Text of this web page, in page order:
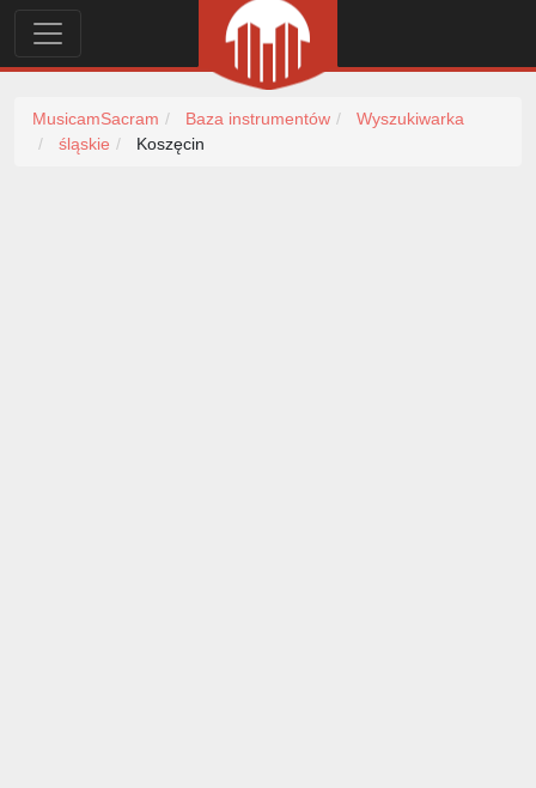
MusicamSacram Baza instrumentów
Wyszukiwarka
śląskie
Koszęcin